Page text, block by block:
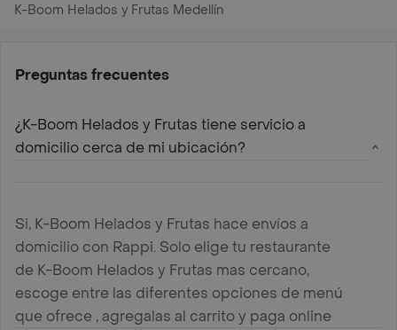
K-Boom Helados y Frutas Medellín
Preguntas frecuentes
¿K-Boom Helados y Frutas tiene servicio a
domicilio cerca de mi ubicación?
Si, K-Boom Helados y Frutas hace envíos a
domicilio con Rappi. Solo elige tu restaurante
de K-Boom Helados y Frutas mas cercano,
escoge entre las diferentes opciones de menú
que ofrece , agregalas al carrito y paga online